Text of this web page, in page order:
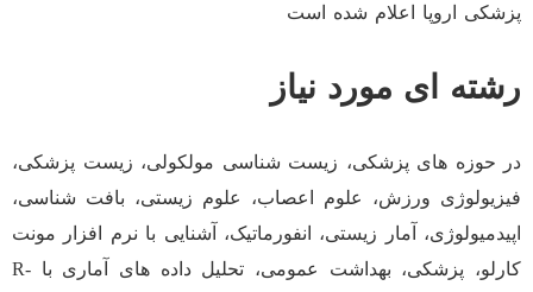
پزشکی اروپا اعلام شده است
رشته ای مورد نیاز
در حوزه های پزشکی، زیست شناسی مولکولی، زیست پزشکی،
فیزیولوژی ورزش، علوم اعصاب، علوم زیستی، بافت شناسی،
اپیدمیولوژی، آمار زیستی، انفورماتیک، آشنایی با نرم افزار مونت
کارلو، پزشکی، بهداشت عمومی، تحلیل داده های آماری با R-